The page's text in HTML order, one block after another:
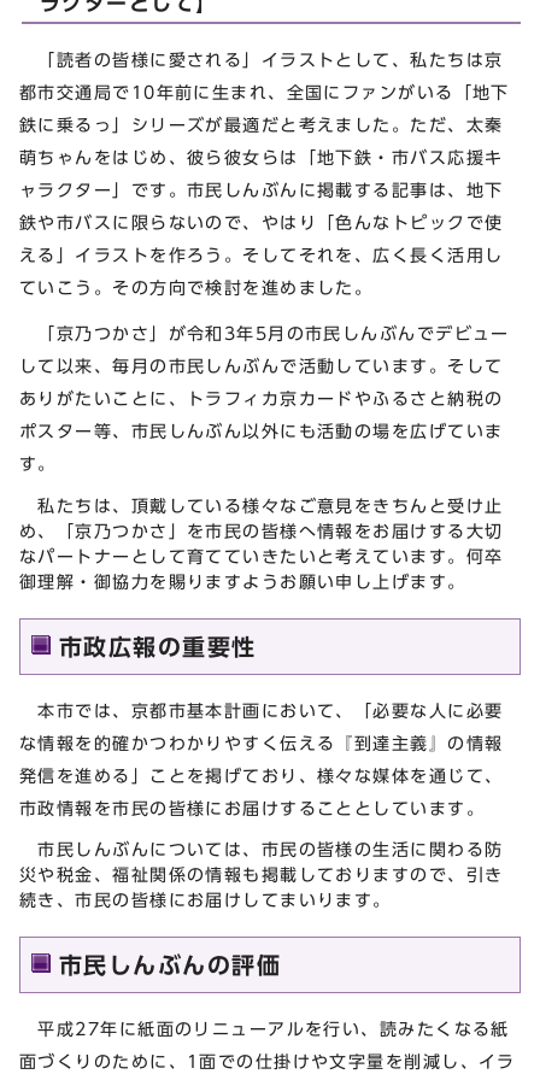
「読者の皆様に愛される」イラストとして、私たちは京
都市交通局で10年前に生まれ、全国にファンがいる「地下
鉄に乗るっ」シリーズが最適だと考えました。ただ、太秦
萌ちゃんをはじめ、彼ら彼女らは「地下鉄・市バス応援キ
ャラクター」です。市民しんぶんに掲載する記事は、地下
鉄や市バスに限らないので、やはり「色んなトピックで使
える」イラストを作ろう。そしてそれを、広く長く活用し
ていこう。その方向で検討を進めました。
「京乃つかさ」が令和3年5月の市民しんぶんでデビュー
して以来、毎月の市民しんぶんで活動しています。そして
ありがたいことに、トラフィカ京カードやふるさと納税の
ポスター等、市民しんぶん以外にも活動の場を広げていま
す。
私たちは、頂戴している様々なご意見をきちんと受け止
め、「京乃つかさ」を市民の皆様へ情報をお届けする大切
なパートナーとして育てていきたいと考えています。何卒
御理解・御協力を賜りますようお願い申し上げます。
市政広報の重要性
本市では、京都市基本計画において、「必要な人に必要
な情報を的確かつわかりやすく伝える『到達主義』の情報
発信を進める」ことを掲げており、様々な媒体を通じて、
市政情報を市民の皆様にお届けすることとしています。
市民しんぶんについては、市民の皆様の生活に関わる防
災や税金、福祉関係の情報も掲載しておりますので、引き
続き、市民の皆様にお届けしてまいります。
市民しんぶんの評価
平成27年に紙面のリニューアルを行い、読みたくなる紙
面づくりのために、1面での仕掛けや文字量を削減し、イラ